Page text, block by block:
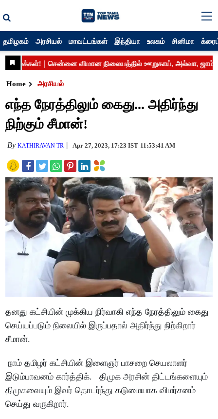
தமிழகம் அரசியல் மாவட்டங்கள் இந்தியா உலகம் சினிமா
Home அரசியல்
எந்த நேரத்திலும் கைது... அதிர்ந்து
நிற்கும் சீமான்!
ByKATHIRAVAN TR Apr 27, 2023, 17:23 IST 11:53:41 AM
தனது கட்சியின் முக்கிய நிர்வாகி எந்த நேரத்திலும் கைது
செய்யப்படும் நிலையில் இருப்பதால் அதிர்ந்து நிற்கிறார்
சீமான்.
நாம் தமிழர் கட்சியின் இளைஞர் பாசறை செயலாளர்
இடும்பாவனம் கார்த்திக். திமுக அரசின் திட்டங்களையும்
திமுகவையும் இவர் தொடர்ந்து கடுமையாக விமர்சனம்
செய்து வருகிறார்.